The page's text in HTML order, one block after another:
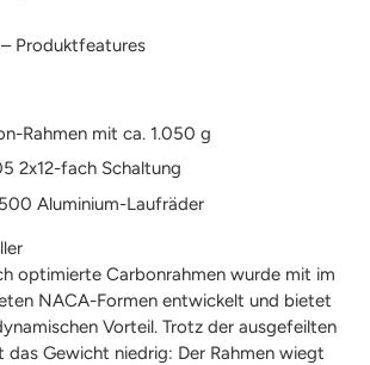
Produktfeatures
Rahmen mit ca. 1.050 g
2x12-fach Schaltung
Aluminium-Laufräder
optimierte Carbonrahmen wurde mit im
NACA-Formen entwickelt und bietet
Vorteil. Trotz der ausgefeilten
das Gewicht niedrig: Der Rahmen wiegt